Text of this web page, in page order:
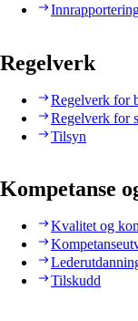
Regelverk
Regelverk for
Regelverk for
Tilsyn
Kompetanse
Kvalitet og
Tilskudd